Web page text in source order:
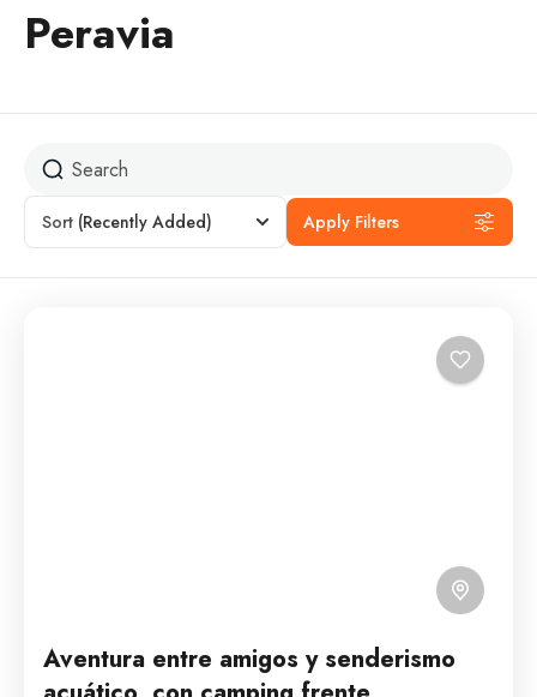
Peravia
Sort (Recently Added) Apply Filters
Aventura entre amigos y senderismo